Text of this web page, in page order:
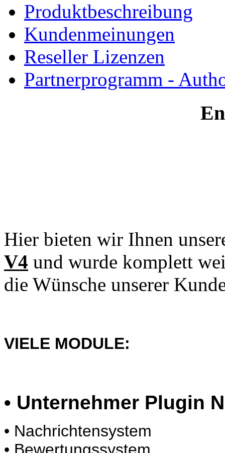
Produktbeschreibung
Kundenmeinungen
Reseller Lizenzen
Partnerprogramm -
Hier bieten wir Ihnen
V4 und wurde komplett
die Wünsche unserer
VIELE MODULE:
• Unternehmer Plugin
• Nachrichtensystem
• Bewertungssystem